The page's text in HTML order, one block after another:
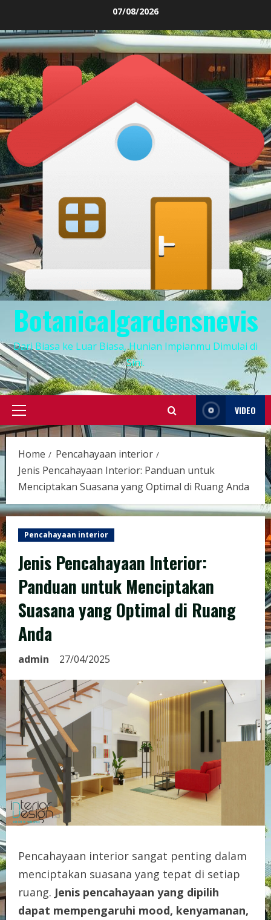
content
07/08/2026
Botanicalgardensnevis
Dari Biasa ke Luar Biasa, Hunian Impianmu Dimulai di
Sini.
Primary
Menu
VIDEO
Home
Pencahayaan interior
Jenis Pencahayaan Interior: Panduan untuk
Menciptakan Suasana yang Optimal di Ruang Anda
Pencahayaan interior
Jenis Pencahayaan Interior:
Panduan untuk Menciptakan
Suasana yang Optimal di Ruang
Anda
admin 27/04/2025
Pencahayaan interior sangat penting dalam
menciptakan suasana yang tepat di setiap
ruang. Jenis pencahayaan yang dipilih
dapat mempengaruhi mood, kenyamanan,